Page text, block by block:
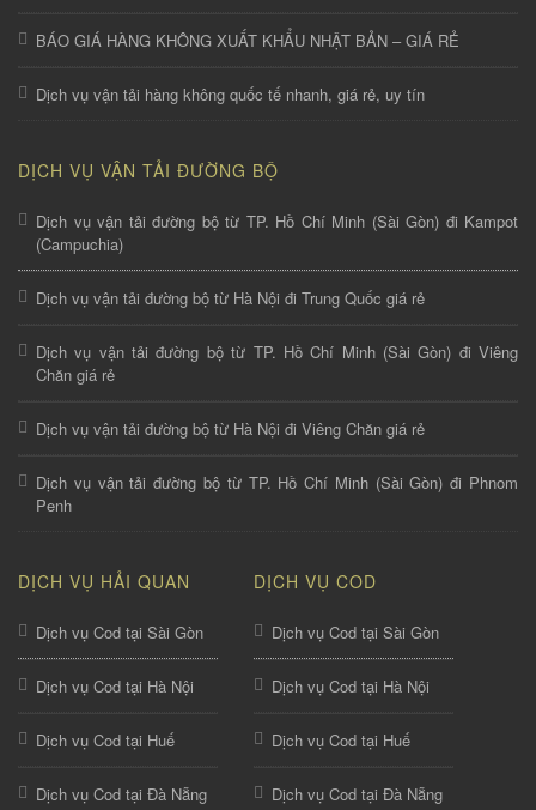
BÁO GIÁ HÀNG KHÔNG XUẤT KHẨU NHẬT BẢN – GIÁ RẺ
Dịch vụ vận tải hàng không quốc tế nhanh, giá rẻ, uy tín
DỊCH VỤ VẬN TẢI ĐƯỜNG BỘ
Dịch vụ vận tải đường bộ từ TP. Hồ Chí Minh (Sài Gòn) đi Kampot
(Campuchia)
Dịch vụ vận tải đường bộ từ Hà Nội đi Trung Quốc giá rẻ
Dịch vụ vận tải đường bộ từ TP. Hồ Chí Minh (Sài Gòn) đi Viêng
Chăn giá rẻ
Dịch vụ vận tải đường bộ từ Hà Nội đi Viêng Chăn giá rẻ
Dịch vụ vận tải đường bộ từ TP. Hồ Chí Minh (Sài Gòn) đi Phnom
Penh
DỊCH VỤ HẢI QUAN
Dịch vụ Cod tại Sài Gòn
Dịch vụ Cod tại Hà Nội
Dịch vụ Cod tại Huế
Dịch vụ Cod tại Đà Nẵng
DỊCH VỤ COD
Dịch vụ Cod tại Sài Gòn
Dịch vụ Cod tại Hà Nội
Dịch vụ Cod tại Huế
Dịch vụ Cod tại Đà Nẵng